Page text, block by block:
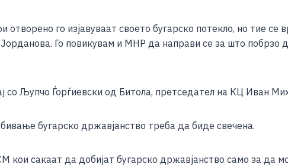
го изјавуваат своето бугарско потекло, но тие се
Го повикувам и МНР да направи се за што побрзо
со Љупчо Ѓорѓиевски од Битола, претседател на КЦ Иван
бугарско државјанство треба да биде свечена.
кои сакаат да добијат бугарско државјанство само за да